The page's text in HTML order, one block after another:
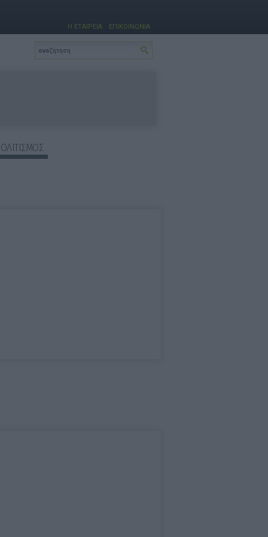
Η ΕΤΑΙΡΕΙΑ ΕΠΙΚΟΙΝΩΝΙΑ